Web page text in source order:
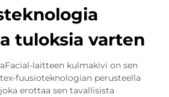
tuloksia varten
laitteen kulmakivi on sen
fuusioteknologian perusteella
erottaa sen tavallisista